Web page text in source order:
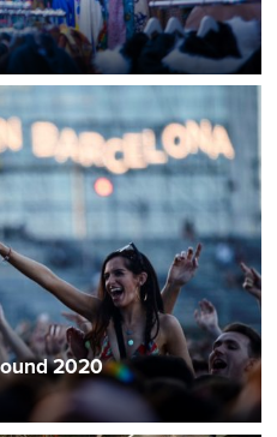
2020